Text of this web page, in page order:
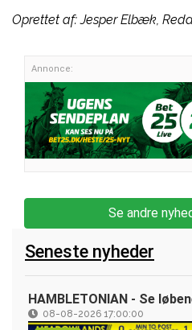
Oprettet af:Jesper Elbæk,
Annonce:
Se andre
Seneste nyheder
HAMBLETONIAN - Se
08-08-2026 17:00:00